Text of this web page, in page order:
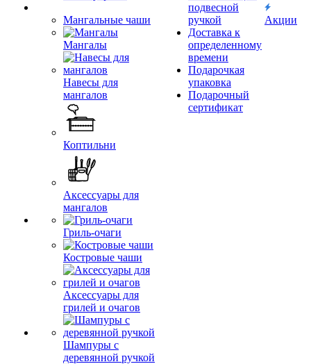
Мангальные чаши
Мангалы
Навесы для
мангалов
Коптильни
Аксессуары для
мангалов
Гриль-очаги
Костровые чаши
Аксессуары для
грилей и очагов
Шампуры с
деревянной ручкой
подвесной
ручкой
Доставка к
определенному
времени
Подарочкая
упаковка
Подарочный
сертификат
Акции